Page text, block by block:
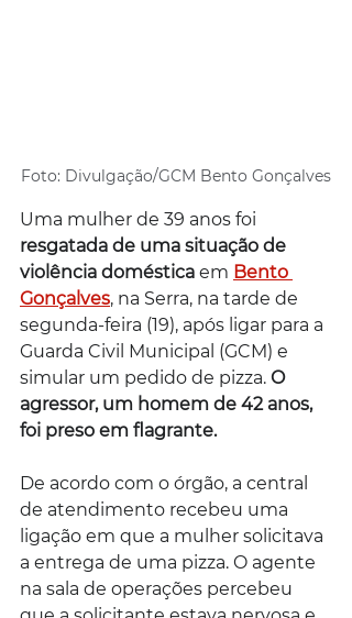
Foto: Divulgação/GCM Bento Gonçalves
Uma mulher de 39 anos foi
resgatada de uma situação de
violência doméstica em Bento
Gonçalves, na Serra, na tarde de
segunda-feira (19), após ligar para a
Guarda Civil Municipal (GCM) e
simular um pedido de pizza. O
agressor, um homem de 42 anos,
foi preso em flagrante.
De acordo com o órgão, a central
de atendimento recebeu uma
ligação em que a mulher solicitava
a entrega de uma pizza. O agente
na sala de operações percebeu